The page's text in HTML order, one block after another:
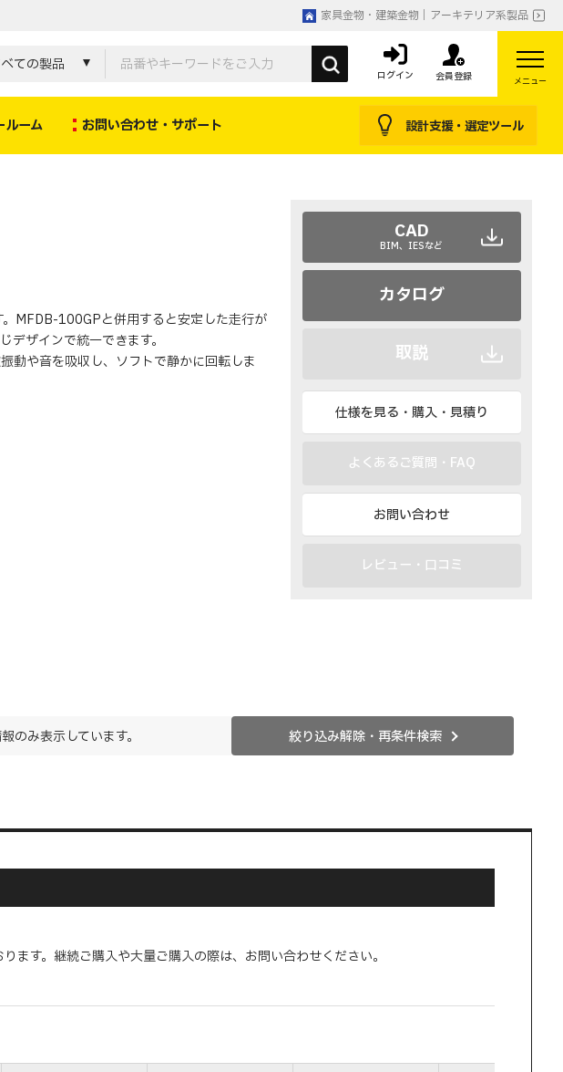
家具金物・建築金物｜アーキテリア系製品
ての製品
ログイン 会員登録 メニュー
ルーム お問い合わせ・サポート 設計支援・選定ツール
MFDB-100GPと併用すると安定した走行が
デザインで統一できます。
動や音を吸収し、ソフトで静かに回転しま
CAD
BIM、IESなど
カタログ
取説
仕様を見る・購入・見積り
よくあるご質問・FAQ
お問い合わせ
レビュー・口コミ
のみ表示しています。 絞り込み解除・再条件検索
ます。継続ご購入や大量ご購入の際は、お問い合わせください。